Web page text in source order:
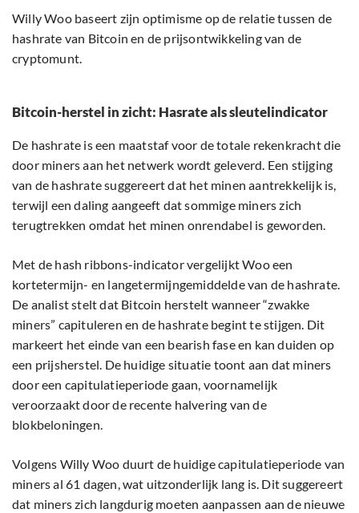
Willy Woo baseert zijn optimisme op de relatie tussen de
hashrate van Bitcoin en de prijsontwikkeling van de
cryptomunt.
Bitcoin-herstel in zicht: Hasrate als sleutelindicator
De hashrate is een maatstaf voor de totale rekenkracht die
door miners aan het netwerk wordt geleverd. Een stijging
van de hashrate suggereert dat het minen aantrekkelijk is,
terwijl een daling aangeeft dat sommige miners zich
terugtrekken omdat het minen onrendabel is geworden.
Met de hash ribbons-indicator vergelijkt Woo een
kortetermijn- en langetermijngemiddelde van de hashrate.
De analist stelt dat Bitcoin herstelt wanneer “zwakke
miners” capituleren en de hashrate begint te stijgen. Dit
markeert het einde van een bearish fase en kan duiden op
een prijsherstel. De huidige situatie toont aan dat miners
door een capitulatieperiode gaan, voornamelijk
veroorzaakt door de recente halvering van de
blokbeloningen.
Volgens Willy Woo duurt de huidige capitulatieperiode van
miners al 61 dagen, wat uitzonderlijk lang is. Dit suggereert
dat miners zich langdurig moeten aanpassen aan de nieuwe